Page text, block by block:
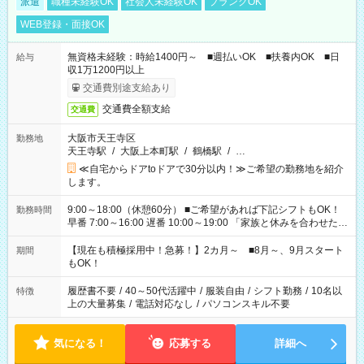
WEB登録・面接OK
給与
無資格未経験：時給1400円～ ■週払いOK ■扶養内OK ■日
収1万1200円以上
交通費別途支給あり
交通費 交通費全額支給
勤務地
大阪市天王寺区
天王寺駅 / 大阪上本町駅 / 鶴橋駅 / …
≪自宅からドアtoドアで30分以内！≫ご希望の勤務地を紹介
します。
勤務時間
9:00～18:00（休憩60分） ■ご希望があれば下記シフトもOK！
早番 7:00～16:00 遅番 10:00～19:00 「家族と休みを合わせた
い」 「余裕を持って夕飯の準備がしたい」 「できれば残業はし
たくない」 など、ご希望を教えてくださいね。 ※Wワーク希望
の方へ 今ご覧のお仕事で希望する勤務時間と、もう1つのお仕事
の勤務時間。 合計で週40時間を超える場合は応募できません。
期間
【現在も積極採用中！急募！】2カ月～ ■8月～、9月スタート
もOK！
特徴 履歴書不要 / 40～50代活躍中 / 服装自由 / シフト勤務 / 10名以
上の大量募集 / 電話対応なし / パソコンスキル不要
気になる！ 応募する 詳細へ